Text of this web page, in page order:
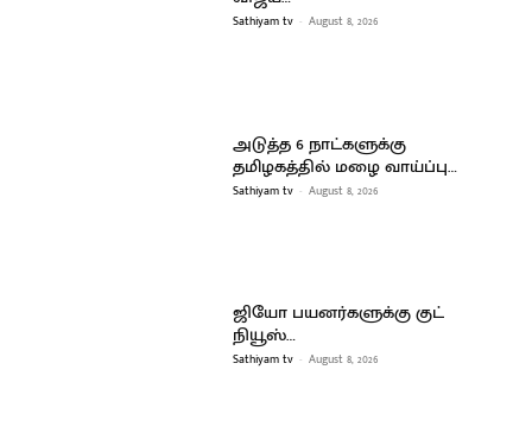
Sathiyam tv - August 8, 2026
அடுத்த 6 நாட்களுக்கு
தமிழகத்தில் மழை வாய்ப்பு…
Sathiyam tv - August 8, 2026
ஜியோ பயனர்களுக்கு குட்
நியூஸ்…
Sathiyam tv - August 8, 2026